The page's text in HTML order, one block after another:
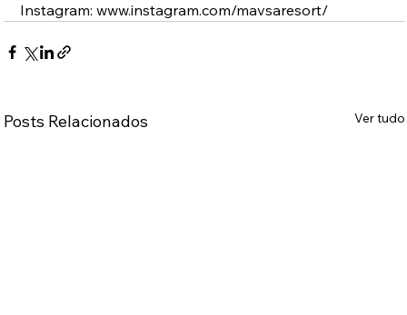
Instagram: www.instagram.com/mavsaresort/
Posts Relacionados Ver tudo